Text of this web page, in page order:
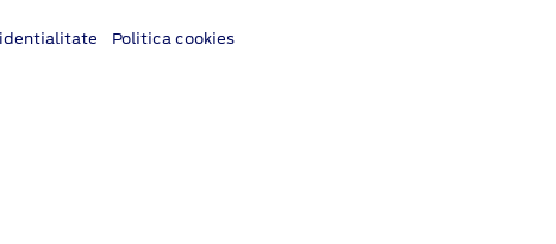
Politica cookies